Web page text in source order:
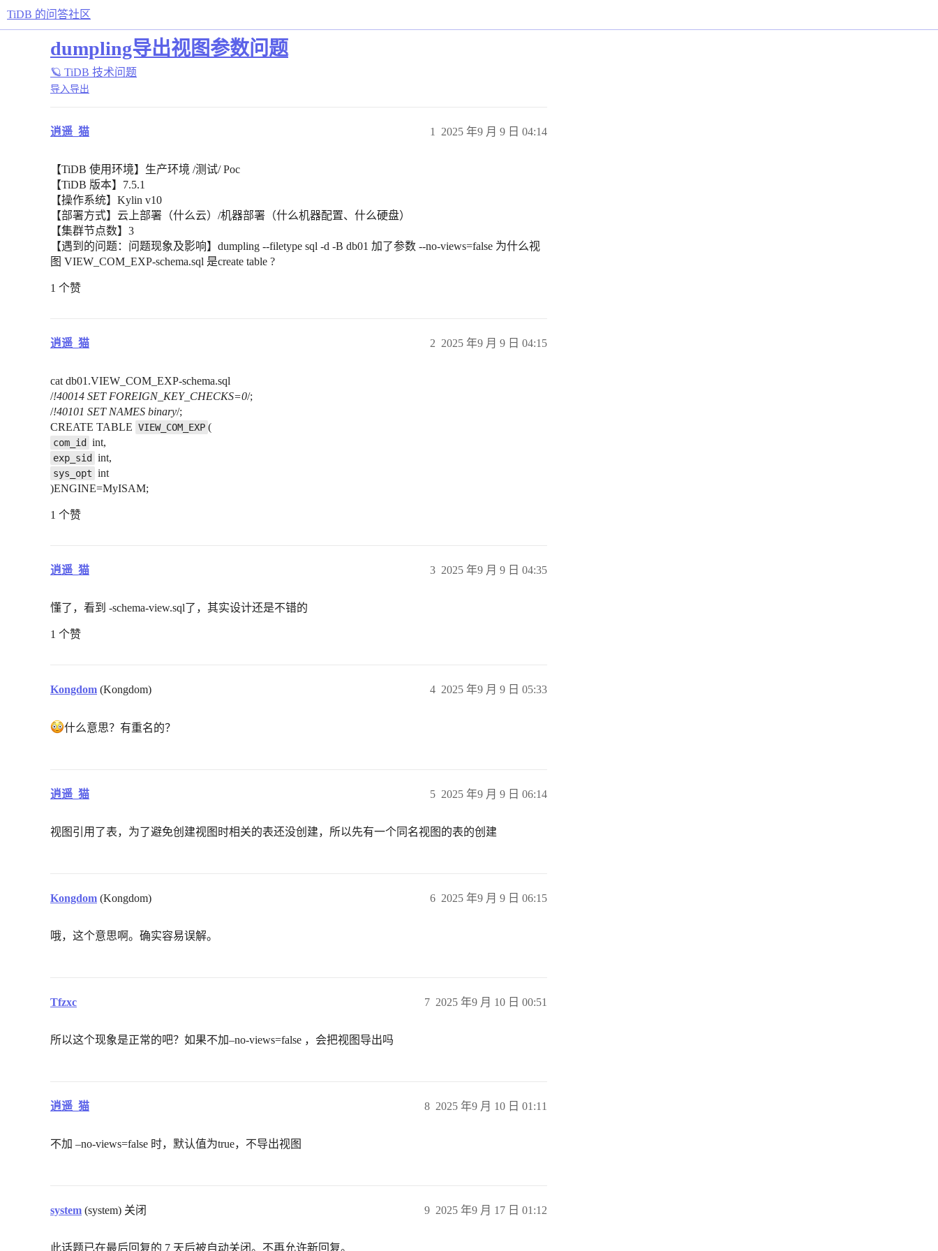
TiDB 的问答社区
dumpling导出视图参数问题
🪐 TiDB 技术问题
导入导出
逍遥_猫 2025 年9 月 9 日 04:14
1
【TiDB 使用环境】生产环境 /测试/ Poc
【TiDB 版本】7.5.1
【操作系统】Kylin v10
【部署方式】云上部署（什么云）/机器部署（什么机器配置、什么硬盘）
【集群节点数】3
【遇到的问题：问题现象及影响】dumpling --filetype sql -d -B db01 加了参数 --no-views=false 为什么视
图 VIEW_COM_EXP-schema.sql 是create table ?
1 个赞
逍遥_猫 2025 年9 月 9 日 04:15
2
cat db01.VIEW_COM_EXP-schema.sql
/!40014 SET FOREIGN_KEY_CHECKS=0/;
/!40101 SET NAMES binary/;
CREATE TABLE VIEW_COM_EXP (
com_id int,
exp_sid int,
sys_opt int
)ENGINE=MyISAM;
1 个赞
逍遥_猫 2025 年9 月 9 日 04:35
3
懂了，看到 -schema-view.sql了，其实设计还是不错的
1 个赞
Kongdom (Kongdom) 2025 年9 月 9 日 05:33
4
什么意思？有重名的？
逍遥_猫 2025 年9 月 9 日 06:14
5
视图引用了表，为了避免创建视图时相关的表还没创建，所以先有一个同名视图的表的创建
Kongdom (Kongdom) 2025 年9 月 9 日 06:15
6
哦，这个意思啊。确实容易误解。
Tfzxc 2025 年9 月 10 日 00:51
7
所以这个现象是正常的吧？如果不加–no-views=false ，会把视图导出吗
逍遥_猫 2025 年9 月 10 日 01:11
8
不加 –no-views=false 时，默认值为true，不导出视图
system (system) 关闭 2025 年9 月 17 日 01:12
9
此话题已在最后回复的 7 天后被自动关闭。不再允许新回复。